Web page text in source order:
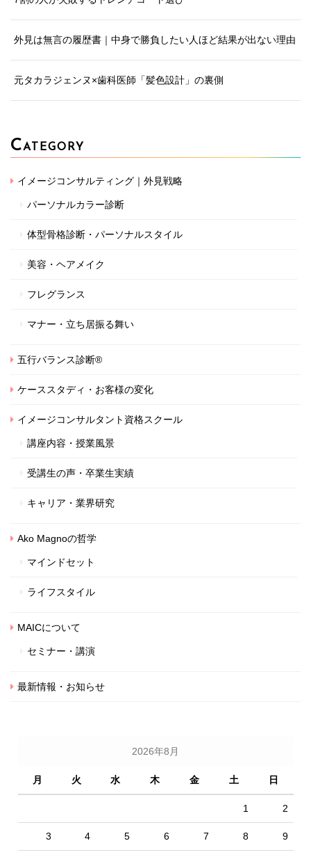
外見は無言の履歴書｜中身で勝負したい人ほど結果が出ない理由
元タカラジェンヌ×歯科医師「髪色設計」の裏側
CATEGORY
イメージコンサルティング｜外見戦略
パーソナルカラー診断
体型骨格診断・パーソナルスタイル
美容・ヘアメイク
フレグランス
マナー・立ち居振る舞い
五行バランス診断®
ケーススタディ・お客様の変化
イメージコンサルタント資格スクール
講座内容・授業風景
受講生の声・卒業生実績
キャリア・業界研究
Ako Magnoの哲学
マインドセット
ライフスタイル
MAICについて
セミナー・講演
最新情報・お知らせ
2026年8月
月 火 水 木 金 土 日
1 2
3 4 5 6 7 8 9